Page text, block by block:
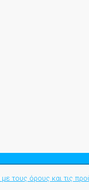
τους όρους και τις